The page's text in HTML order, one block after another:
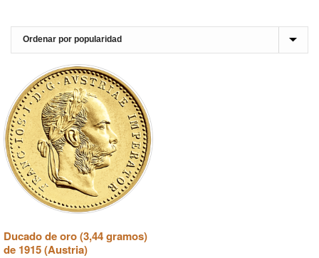
Ducado de oro (3,44 gramos)
de 1915 (Austria)